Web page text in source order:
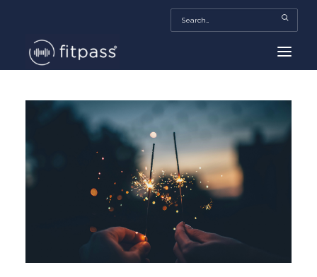
HOME
BEAUTY
FITPASS TV
MORE…